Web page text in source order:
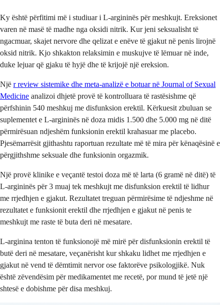
Ky është përfitimi më i studiuar i L-argininës për meshkujt. Ereksionet
varen në masë të madhe nga oksidi nitrik. Kur jeni seksualisht të
ngacmuar, skajet nervore dhe qelizat e enëve të gjakut në penis lirojnë
oksid nitrik. Kjo shkakton relaksimin e muskujve të lëmuar në inde,
duke lejuar që gjaku të hyjë dhe të krijojë një ereksion.
Një r review sistemike dhe meta-analizë e botuar në Journal of Sexual
Medicine analizoi dhjetë provë të kontrolluara të rastësishme që
përfshinin 540 meshkuj me disfunksion erektil. Kërkuesit zbuluan se
suplementet e L-argininës në doza midis 1.500 dhe 5.000 mg në ditë
përmirësuan ndjeshëm funksionin erektil krahasuar me placebo.
Pjesëmarrësit gjithashtu raportuan rezultate më të mira për kënaqësinë e
përgjithshme seksuale dhe funksionin orgazmik.
Një provë klinike e veçantë testoi doza më të larta (6 gramë në ditë) të
L-argininës për 3 muaj tek meshkujt me disfunksion erektil të lidhur
me rrjedhjen e gjakut. Rezultatet treguan përmirësime të ndjeshme në
rezultatet e funksionit erektil dhe rrjedhjen e gjakut në penis te
meshkujt me raste të buta deri në mesatare.
L-arginina tenton të funksionojë më mirë për disfunksionin erektil të
butë deri në mesatare, veçanërisht kur shkaku lidhet me rrjedhjen e
gjakut në vend të dëmtimit nervor ose faktorëve psikologjikë. Nuk
është zëvendësim për medikamentet me recetë, por mund të jetë një
shtesë e dobishme për disa meshkuj.